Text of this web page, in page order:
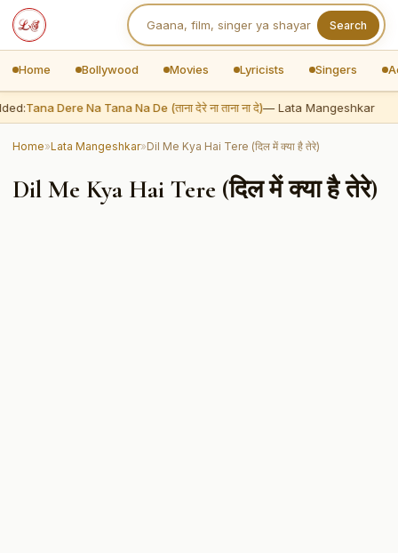
Search
Home Bollywood Movies Lyricists Singers
Tana Dere Na Tana Na De (ताना देरे ना ताना ना दे)— Lata Mangeshkar
Home»Lata Mangeshkar»Dil Me Kya Hai Tere (दिल में क्या है तेरे)
Dil Me Kya Hai Tere (दिल में क्या है तेरे)